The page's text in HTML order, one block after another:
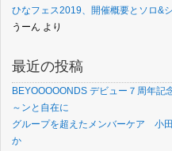
ひなフェス2019、開催概要とソロ&
うーん より
最近の投稿
BEYOOOOONDS デビュー７周年
～ンと自在に
グループを超えたメンバーケア 小
か